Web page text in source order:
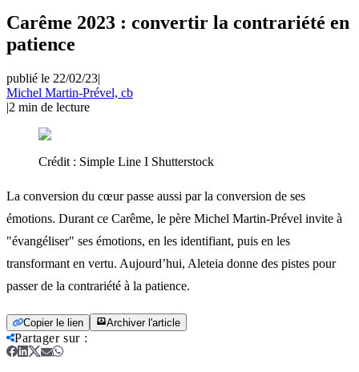
Carême 2023 : convertir la contrariété en
patience
publié le 22/02/23|
Michel Martin-Prével, cb
|2 min de lecture
Crédit : Simple Line I Shutterstock
La conversion du cœur passe aussi par la conversion de ses
émotions. Durant ce Carême, le père Michel Martin-Prével invite à
"évangéliser" ses émotions, en les identifiant, puis en les
transformant en vertu. Aujourd’hui, Aleteia donne des pistes pour
passer de la contrariété à la patience.
Copier le lien Archiver l'article
Partager sur: